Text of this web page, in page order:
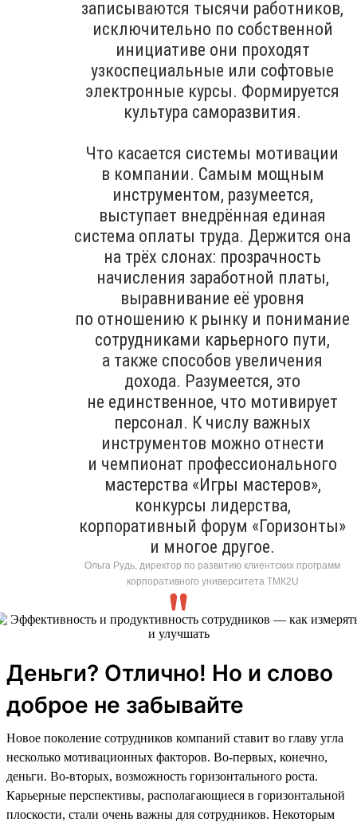
записываются тысячи работников,
исключительно по собственной
инициативе они проходят
узкоспециальные или софтовые
электронные курсы. Формируется
культура саморазвития.
Что касается системы мотивации
в компании. Самым мощным
инструментом, разумеется,
выступает внедрённая единая
система оплаты труда. Держится она
на трёх слонах: прозрачность
начисления заработной платы,
выравнивание её уровня
по отношению к рынку и понимание
сотрудниками карьерного пути,
а также способов увеличения
дохода. Разумеется, это
не единственное, что мотивирует
персонал. К числу важных
инструментов можно отнести
и чемпионат профессионального
мастерства «Игры мастеров»,
конкурсы лидерства,
корпоративный форум «Горизонты»
и многое другое.
Ольга Рудь, директор по развитию клиентских программ
корпоративного университета ТМК2U
Деньги? Отлично! Но и слово
доброе не забывайте
Новое поколение сотрудников компаний ставит во главу угла
несколько мотивационных факторов. Во-первых, конечно,
деньги. Во-вторых, возможность горизонтального роста.
Карьерные перспективы, располагающиеся в горизонтальной
плоскости, стали очень важны для сотрудников. Некоторым